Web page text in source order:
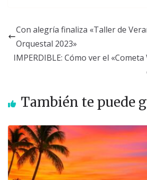
Con alegría finaliza «Taller de
Orquestal 2023»
IMPERDIBLE: Cómo ver el
También te puede